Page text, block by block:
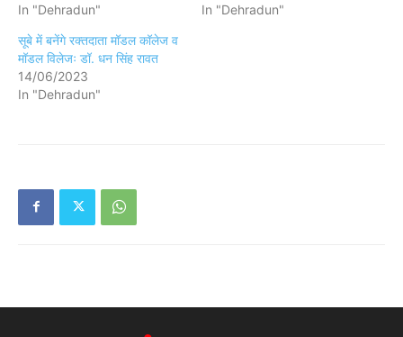
In "Dehradun"
In "Dehradun"
सूबे में बनेंगे रक्तदाता मॉडल कॉलेज व
मॉडल विलेजः डॉ. धन सिंह रावत
14/06/2023
In "Dehradun"